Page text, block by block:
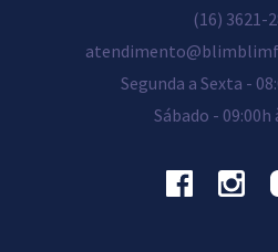
(16) 3621-
Segunda a Sexta -
Sábado - 09:00h